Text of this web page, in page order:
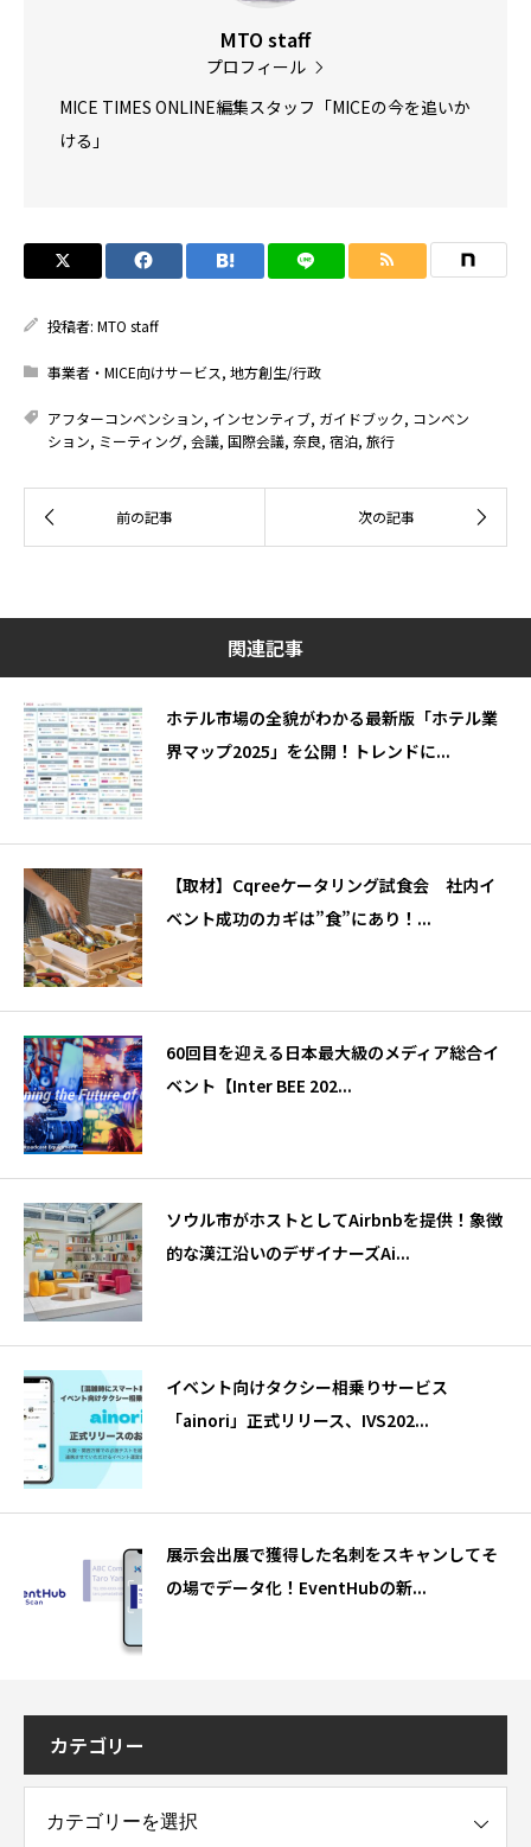
MTO staff
プロフィール
MICE TIMES ONLINE編集スタッフ「MICEの今を追いか
ける」
投稿者: MTO staff
事業者・MICE向けサービス, 地方創生/行政
アフターコンベンション, インセンティブ, ガイドブック, コンベン
ション, ミーティング, 会議, 国際会議, 奈良, 宿泊, 旅行
関連記事
ホテル市場の全貌がわかる最新版「ホテル業
界マップ2025」を公開！トレンドに...
【取材】Cqreeケータリング試食会 社内イ
ベント成功のカギは”食”にあり！...
60回目を迎える日本最大級のメディア総合イ
ベント【Inter BEE 202...
ソウル市がホストとしてAirbnbを提供！象徴
的な漢江沿いのデザイナーズAi...
イベント向けタクシー相乗りサービス
「ainori」正式リリース、IVS202...
展示会出展で獲得した名刺をスキャンしてそ
の場でデータ化！EventHubの新...
カテゴリー